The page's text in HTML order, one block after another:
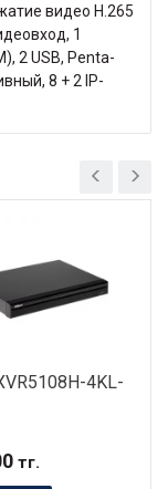
видео H.265
1
2 USB, Penta-
8 + 2 IP-
4KL-
тг.